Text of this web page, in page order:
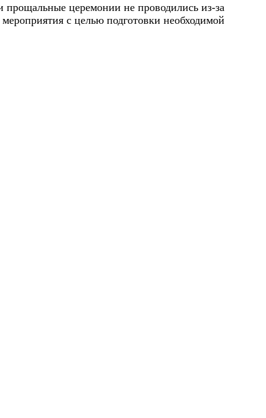
прощальные церемонии не проводились из-за
с целью подготовки необходимой